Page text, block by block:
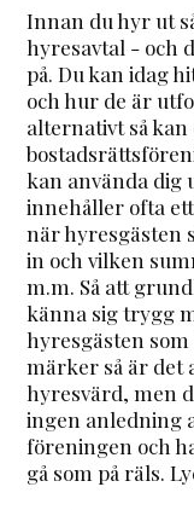
Innan du hyr ut
hyresavtal - och
på. Du kan idag
och hur de är
alternativt så
kan använda dig
innehåller ofta
när hyresgästen
in och vilken
m.m. Så att
känna sig trygg
hyresgästen
märker så är det
hyresvärd, men
ingen anledning
föreningen och
gå som på räls.